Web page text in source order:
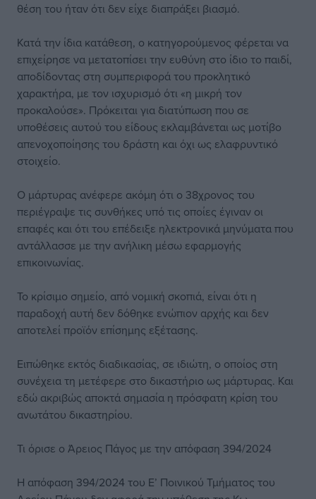
θέση του ήταν ότι δεν είχε διαπράξει βιασμό.
Κατά την ίδια κατάθεση, ο κατηγορούμενος φέρεται να
επιχείρησε να μετατοπίσει την ευθύνη στο ίδιο το παιδί,
αποδίδοντας στη συμπεριφορά του προκλητικό
χαρακτήρα, με τον ισχυρισμό ότι «η μικρή τον
προκαλούσε». Πρόκειται για διατύπωση που σε
υποθέσεις αυτού του είδους εκλαμβάνεται ως μοτίβο
απενοχοποίησης του δράστη και όχι ως ελαφρυντικό
στοιχείο.
Ο μάρτυρας ανέφερε ακόμη ότι ο 38χρονος του
περιέγραψε τις συνθήκες υπό τις οποίες έγιναν οι
επαφές και ότι του επέδειξε ηλεκτρονικά μηνύματα που
αντάλλασσε με την ανήλικη μέσω εφαρμογής
επικοινωνίας.
Το κρίσιμο σημείο, από νομική σκοπιά, είναι ότι η
παραδοχή αυτή δεν δόθηκε ενώπιον αρχής και δεν
αποτελεί προϊόν επίσημης εξέτασης.
Ειπώθηκε εκτός διαδικασίας, σε ιδιώτη, ο οποίος στη
συνέχεια τη μετέφερε στο δικαστήριο ως μάρτυρας. Και
εδώ ακριβώς αποκτά σημασία η πρόσφατη κρίση του
ανωτάτου δικαστηρίου.
Τι όρισε ο Άρειος Πάγος με την απόφαση 394/2024
Η απόφαση 394/2024 του Ε’ Ποινικού Τμήματος του